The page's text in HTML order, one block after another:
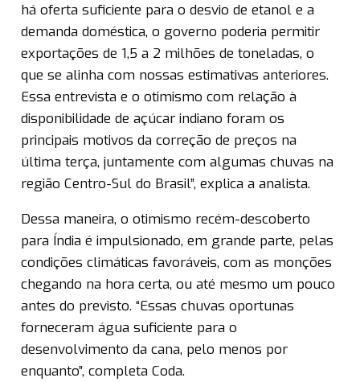
há oferta suficiente para o desvio de etanol e a
demanda doméstica, o governo poderia permitir
exportações de 1,5 a 2 milhões de toneladas, o
que se alinha com nossas estimativas anteriores.
Essa entrevista e o otimismo com relação à
disponibilidade de açúcar indiano foram os
principais motivos da correção de preços na
última terça, juntamente com algumas chuvas na
região Centro-Sul do Brasil”, explica a analista.
Dessa maneira, o otimismo recém-descoberto
para Índia é impulsionado, em grande parte, pelas
condições climáticas favoráveis, com as monções
chegando na hora certa, ou até mesmo um pouco
antes do previsto. “Essas chuvas oportunas
forneceram água suficiente para o
desenvolvimento da cana, pelo menos por
enquanto”, completa Coda.